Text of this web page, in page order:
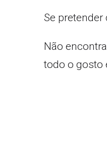
Se
Não
todo o gosto